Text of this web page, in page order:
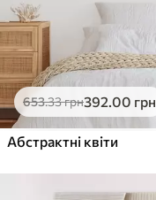
653.33грн392.00 грн
Абстрактні квіти